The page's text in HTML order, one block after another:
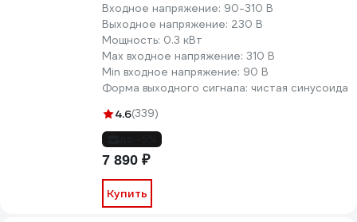
Входное напряжение: 90-310 В
Выходное напряжение: 230 В
Мощность: 0.3 кВт
Max входное напряжение: 310 В
Min входное напряжение: 90 В
Форма выходного сигнала: чистая синусоида
4.6(339)
7 890 ₽
Купить